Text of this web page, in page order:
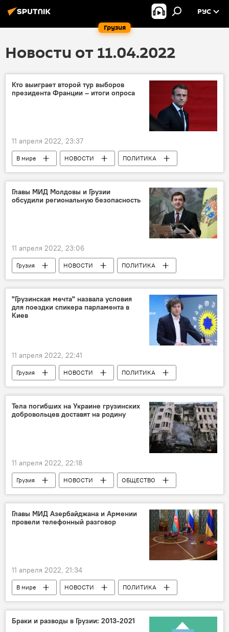
Грузия
РУС
Новости от 11.04.2022
Кто выиграет второй тур выборов
президента Франции – итоги опроса
11 апреля 2022, 23:37
В мире НОВОСТИ
ПОЛИТИКА
Франция
Марин Ле Пен
Эммануэль Макрон
Главы МИД Молдовы и Грузии
обсудили региональную безопасность
11 апреля 2022, 23:06
Грузия НОВОСТИ
ПОЛИТИКА
МИД Грузии
Молдова
"Грузинская мечта" назвала условия
для поездки спикера парламента в
Киев
11 апреля 2022, 22:41
Грузия НОВОСТИ
ПОЛИТИКА
Шалва Папуашвили
Грузинская мечта - демократическая Грузия
Украина
Ираклий Кобахидзе
Тела погибших на Украине грузинских
добровольцев доставят на родину
11 апреля 2022, 22:18
Грузия НОВОСТИ
ОБЩЕСТВО
ПОЛИТИКА
Украина
Главы МИД Азербайджана и Армении
провели телефонный разговор
11 апреля 2022, 21:34
В мире НОВОСТИ
ПОЛИТИКА
Армения
Азербайджан
Браки и разводы в Грузии: 2013-2021